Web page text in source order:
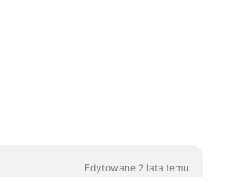
Edytowane 2 lata temu